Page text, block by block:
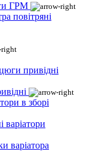
ГРМ
повітряні
привідні
в зборі
варіатори
варіатора